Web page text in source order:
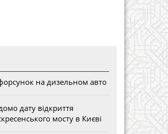
на дизельном авто
дату відкриття
мосту в Києві